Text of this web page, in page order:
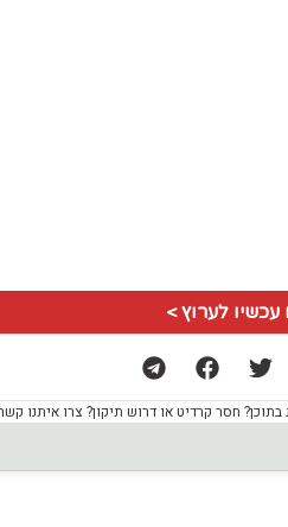
לערוץ >
חסר קרדיט או דרוש תיקון? צרו איתנו